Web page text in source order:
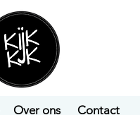
Over ons Contact